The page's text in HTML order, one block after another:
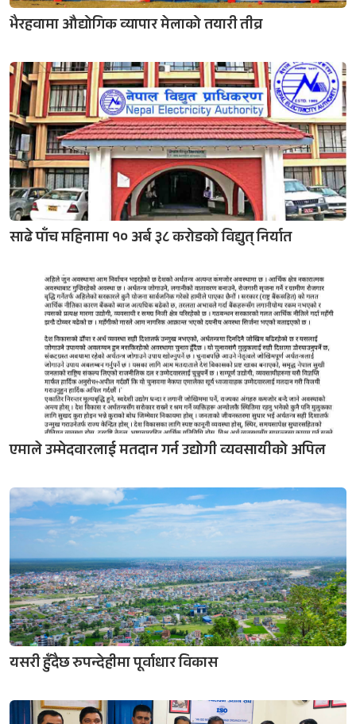
भैरहवामा औद्योगिक व्यापार मेलाको तयारी तीव्र
साढे पाँच महिनामा १० अर्ब ३८ करोडको विद्युत् निर्यात
एमाले उम्मेदवारलाई मतदान गर्न उद्योगी व्यवसायीको अपिल
यसरी हुँदैछ रुपन्देहीमा पूर्वाधार विकास